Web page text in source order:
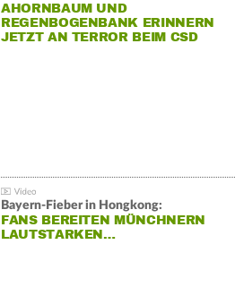
AHORNBAUM UND
REGENBOGENBANK ERINNERN
JETZT AN TERROR BEIM CSD
Bayern-Fieber in Hongkong:
FANS BEREITEN MÜNCHNERN
LAUTSTARKEN…